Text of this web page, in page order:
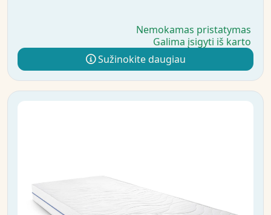
Nemokamas pristatymas
Galima įsigyti iš karto
Sužinokite daugiau